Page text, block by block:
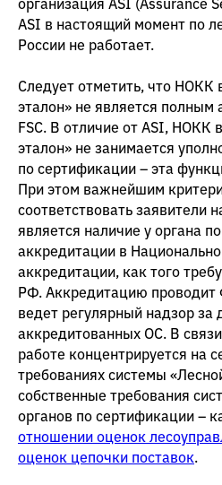
организация ASI (Assurance
ASI в настоящий момент по
России не работает.
Следует отметить, что НОКК
эталон» не является полным
FSC. В отличие от ASI, НОКК
эталон» не занимается
по сертификации – эта
При этом важнейшим
соответствовать заявители
является наличие у органа
аккредитации в
аккредитации, как того
РФ. Аккредитацию
ведет регулярный надзор за
аккредитованных ОС. В
работе концентрируется на
требованиях системы
собственные требования
органов по сертификации –
отношении оценок
оценок цепочки поставок.